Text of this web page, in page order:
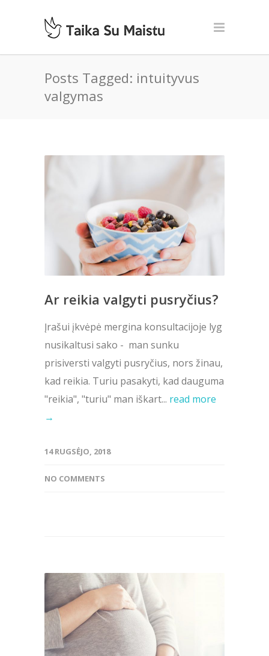
Posts Tagged: intuityvus
valgymas
Ar reikia valgyti pusryčius?
Įrašui įkvėpė mergina konsultacijoje lyg
nusikaltusi sako - man sunku
prisiversti valgyti pusryčius, nors žinau,
kad reikia. Turiu pasakyti, kad dauguma
"reikia", "turiu" man iškart... read more
→
14 RUGSĖJO, 2018
NO COMMENTS